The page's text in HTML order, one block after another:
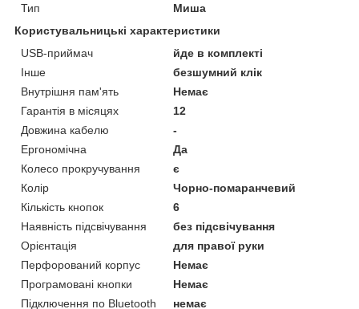
Тип
Миша
Користувальницькі характеристики
USB-приймач
йде в комплекті
Інше
безшумний клік
Внутрішня пам'ять
Немає
Гарантія в місяцях
12
Довжина кабелю
-
Ергономічна
Да
Колесо прокручування
є
Колір
Чорно-помаранчевий
Кількість кнопок
6
Наявність підсвічування
без підсвічування
Орієнтація
для правої руки
Перфорований корпус
Немає
Програмовані кнопки
Немає
Підключення по Bluetooth
немає